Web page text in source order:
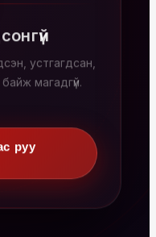
устгагдсан,
магадгүй.
руу